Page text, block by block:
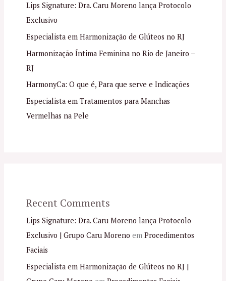
Lips Signature: Dra. Caru Moreno lança Protocolo
Exclusivo
Especialista em Harmonização de Glúteos no RJ
Harmonização Íntima Feminina no Rio de Janeiro –
RJ
HarmonyCa: O que é, Para que serve e Indicações
Especialista em Tratamentos para Manchas
Vermelhas na Pele
Recent Comments
Lips Signature: Dra. Caru Moreno lança Protocolo
Exclusivo | Grupo Caru Moreno em Procedimentos
Faciais
Especialista em Harmonização de Glúteos no RJ |